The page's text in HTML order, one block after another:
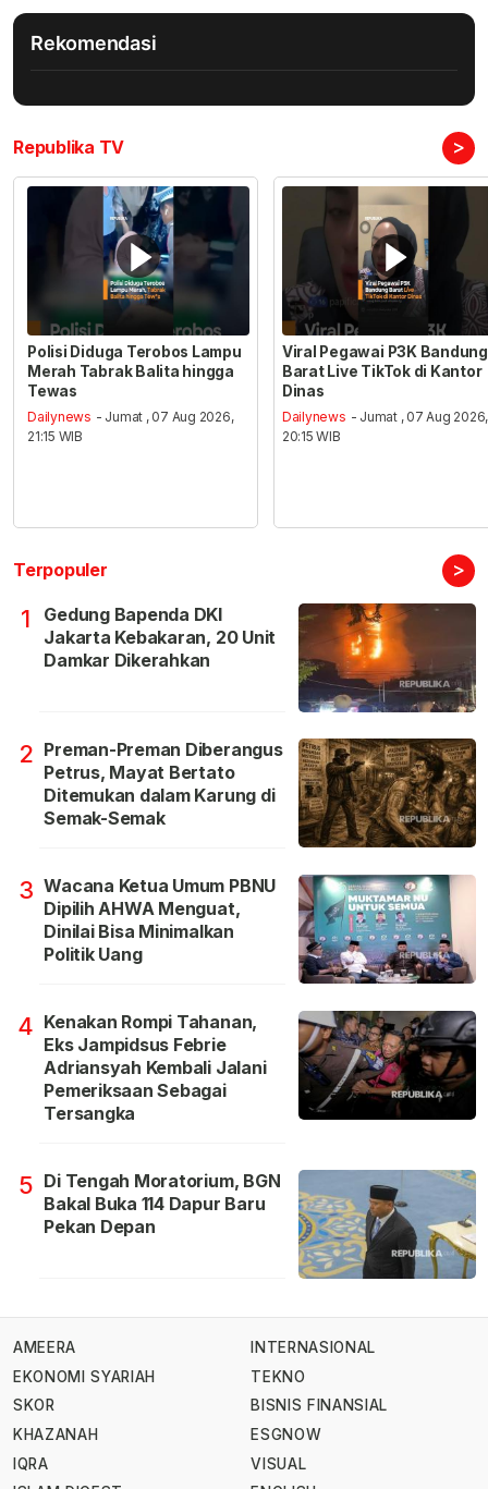
Rekomendasi
Republika TV >
Polisi Diduga Terobos Lampu
Merah Tabrak Balita hingga
Tewas
Dailynews - Jumat , 07 Aug 2026,
21:15 WIB
Viral Pegawai P3K Bandung
Barat Live TikTok di Kantor
Dinas
Dailynews - Jumat , 07 Aug 2026,
20:15 WIB
Terpopuler >
1
Gedung Bapenda DKI
Jakarta Kebakaran, 20 Unit
Damkar Dikerahkan
2 Preman-Preman Diberangus
Petrus, Mayat Bertato
Ditemukan dalam Karung di
Semak-Semak
3 Wacana Ketua Umum PBNU
Dipilih AHWA Menguat,
Dinilai Bisa Minimalkan
Politik Uang
4 Kenakan Rompi Tahanan,
Eks Jampidsus Febrie
Adriansyah Kembali Jalani
Pemeriksaan Sebagai
Tersangka
5 Di Tengah Moratorium, BGN
Bakal Buka 114 Dapur Baru
Pekan Depan
AMEERA
EKONOMI SYARIAH
SKOR
KHAZANAH
IQRA
INTERNASIONAL
TEKNO
BISNIS FINANSIAL
ESGNOW
VISUAL